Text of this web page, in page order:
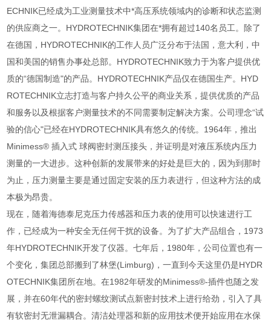
ECHNIK已经成为工业测量技术中*高压系统领域内的诊断和状态监测
的供应商之一。HYDROTECHNIK集团在*拥有超过140名员工。除了
在德国，HYDROTECHNIK的工作人员广泛分布于法国，意大利，中
国和美国的销售办事处总部。HYDROTECHNIK致力于为客户提供优
质的“德国制造"的产品。HYDROTECHNIK产品仅在德国生产。HYD
ROTECHNIK立志打造与客户持久公平的商业关系，提供优质的产品
和服务以及根据客户测量技术的不同需要制定解决方案。公司理念“试
验的信心"已经在HYDROTECHNIK具有悠久的传统。1964年，推出
Minimess® 插入式 球阀密封测压接头，并证明是对液压系统内压力
测量的一大进步。这种创新的发展带来的好处是巨大的，因为到那时
为止，压力测量主要是通过固定安装的压力表进行，但这种方法的成
本极为昂贵。
现在，随着海德泰尼克压力传感器和压力表的使用可以快速进行工
作，已经成为一种安全无任何干扰的设备。为了扩大产品组合，1973
年HYDROTECHNIK开发了仪器。七年后，1980年，公司位置也有一
个变化，集团总部搬到了林堡(Limburg)，一直到今天这里仍是HYDR
OTECHNIK集团所在地。在1982年研发的Minimess®-插件也随之发
展，并在60年代的密封螺纹测试点新密封技术上进行给劲，引入了具
有软密封无泄漏耦合。清洁处理器和新的应用技术便开始应用在水保